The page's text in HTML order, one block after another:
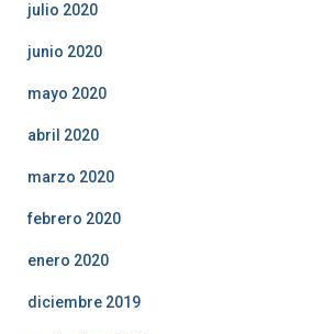
julio 2020
junio 2020
mayo 2020
abril 2020
marzo 2020
febrero 2020
enero 2020
diciembre 2019